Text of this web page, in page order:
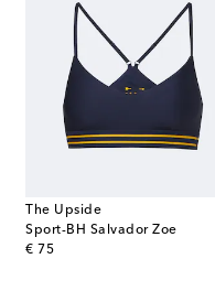
The Upside
Sport-BH Salvador Zoe
€ 75
original price